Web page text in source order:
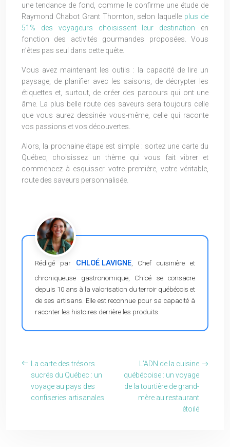
une tendance de fond, comme le confirme une étude de
Raymond Chabot Grant Thornton, selon laquelle plus de
51% des voyageurs choisissent leur destination en
fonction des activités gourmandes proposées. Vous
n’êtes pas seul dans cette quête.
Vous avez maintenant les outils : la capacité de lire un
paysage, de planifier avec les saisons, de décrypter les
étiquettes et, surtout, de créer des parcours qui ont une
âme. La plus belle route des saveurs sera toujours celle
que vous aurez dessinée vous-même, celle qui raconte
vos passions et vos découvertes.
Alors, la prochaine étape est simple : sortez une carte du
Québec, choisissez un thème qui vous fait vibrer et
commencez à esquisser votre première, votre véritable,
route des saveurs personnalisée.
Rédigé par CHLOÉ LAVIGNE, Chef cuisinière et
chroniqueuse gastronomique, Chloé se consacre
depuis 10 ans à la valorisation du terroir québécois et
de ses artisans. Elle est reconnue pour sa capacité à
raconter les histoires derrière les produits.
La carte des trésors
sucrés du Québec : un
voyage au pays des
confiseries artisanales
L’ADN de la cuisine
québécoise : un voyage
de la tourtière de grand-
mère au restaurant
étoilé